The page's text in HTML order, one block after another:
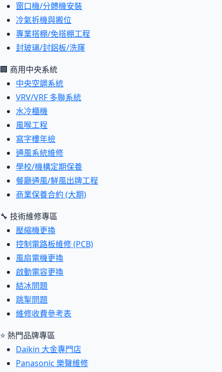
窗口機/分體機安裝
冷氣拆機與搬位
專業搭棚/免搭棚工程
封玻璃/封鋁板/洗窿
🏢 商用中央系統
中央空調系統
VRV/VRF 多聯系統
水冷櫃機
風喉工程
寫字樓年檢
通風系統維修
學校/機構定期保養
餐廳通風/鮮風出牌工程
商業保養合約 (大期)
🔧 技術維修專區
壓縮機更換
控制電路板維修 (PCB)
風扇電機更換
啟動電容更換
結冰問題
跳掣問題
維修收費參考表
⭐ 熱門品牌專區
Daikin 大金專門店
Panasonic 樂聲維修